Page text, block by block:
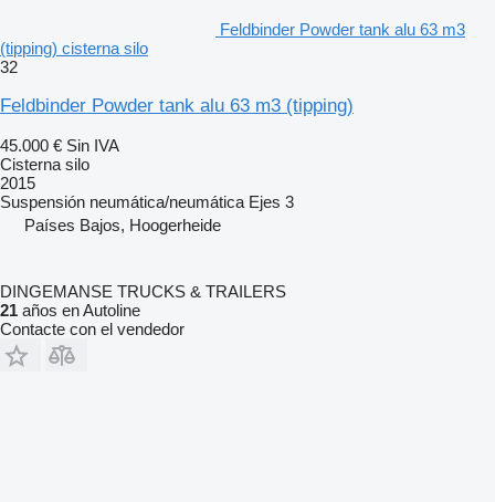
Feldbinder Powder tank alu 63 m3
(tipping) cisterna silo
32
Feldbinder Powder tank alu 63 m3 (tipping)
45.000 € Sin IVA
Cisterna silo
2015
Suspensión neumática/neumática Ejes 3
Países Bajos, Hoogerheide
DINGEMANSE TRUCKS & TRAILERS
21 años en Autoline
Contacte con el vendedor